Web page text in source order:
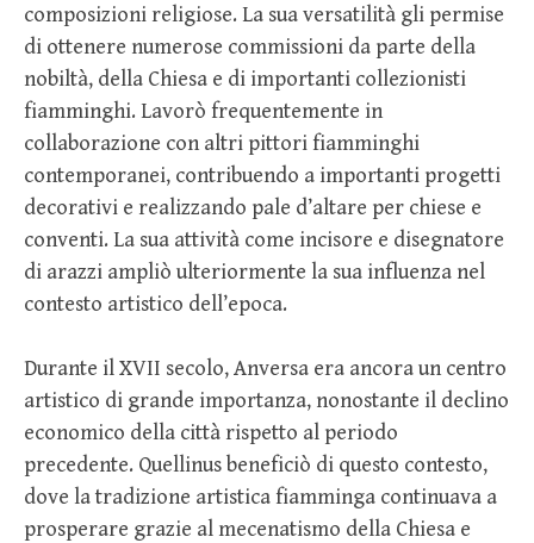
composizioni religiose. La sua versatilità gli permise
di ottenere numerose commissioni da parte della
nobiltà, della Chiesa e di importanti collezionisti
fiamminghi. Lavorò frequentemente in
collaborazione con altri pittori fiamminghi
contemporanei, contribuendo a importanti progetti
decorativi e realizzando pale d’altare per chiese e
conventi. La sua attività come incisore e disegnatore
di arazzi ampliò ulteriormente la sua influenza nel
contesto artistico dell’epoca.
Durante il XVII secolo, Anversa era ancora un centro
artistico di grande importanza, nonostante il declino
economico della città rispetto al periodo
precedente. Quellinus beneficiò di questo contesto,
dove la tradizione artistica fiamminga continuava a
prosperare grazie al mecenatismo della Chiesa e